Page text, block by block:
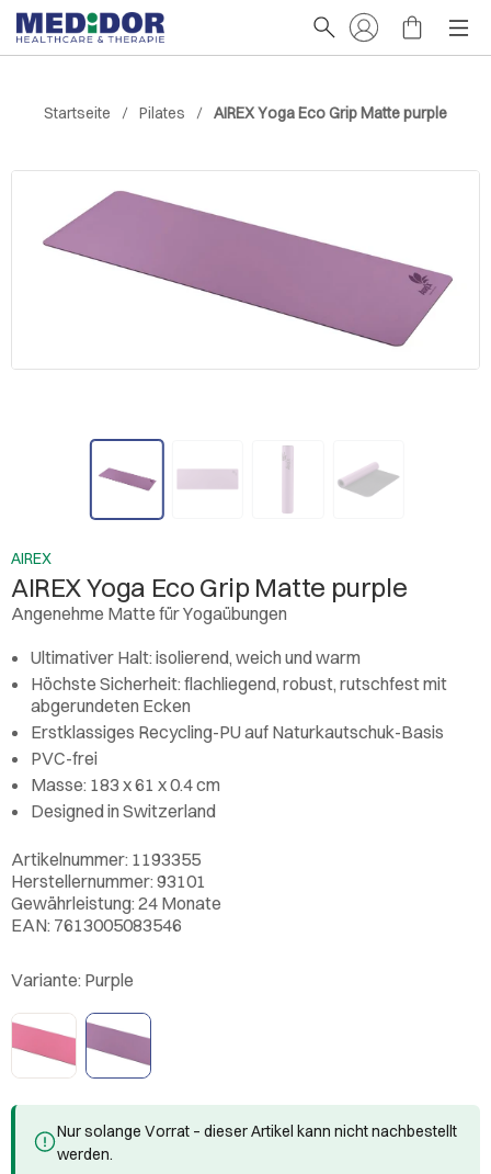
Startseite Pilates AIREX Yoga Eco Grip Matte purple
AIREX
AIREX Yoga Eco Grip Matte purple
Angenehme Matte für Yogaübungen
Ultimativer Halt: isolierend, weich und warm
Höchste Sicherheit: flachliegend, robust, rutschfest mit
abgerundeten Ecken
Erstklassiges Recycling-PU auf Naturkautschuk-Basis
PVC-frei
Masse: 183 x 61 x 0.4 cm
Designed in Switzerland
Artikelnummer: 1193355
Herstellernummer: 93101
Gewährleistung: 24 Monate
EAN: 7613005083546
Variante: Purple
Nur solange Vorrat – dieser Artikel kann nicht nachbestellt
werden.